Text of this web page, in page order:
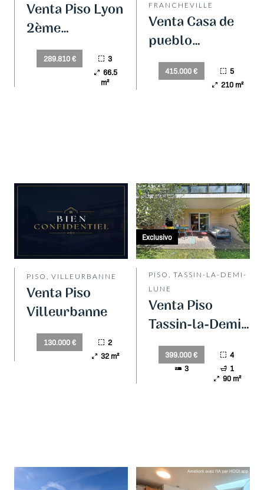
Venta Piso Lyon
2ème
Montrochet
289.810 €
3
66.5
m²
FRANCHEVILLE
Venta Casa de
pueblo
Francheville
415.000 €
5
210 m²
PISO, VILLEURBANNE
Venta Piso
Villeurbanne
130.000 €
2
32 m²
PISO, TASSIN-LA-DEMI-
LUNE
Venta Piso
Tassin-la-Demi-
Lune
399.000 €
4
3
1
90 m²
Exclusivo